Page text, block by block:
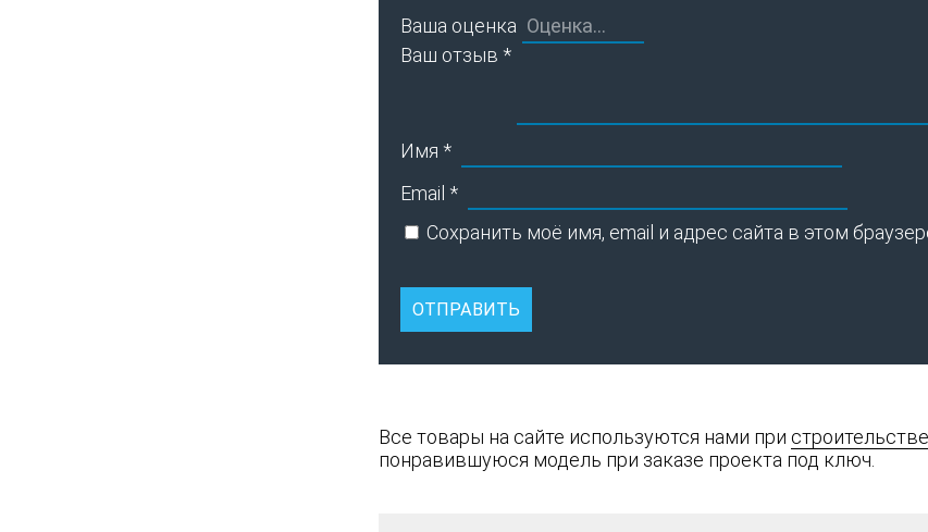
Ваша оценка
Ваш отзыв *
Имя *
Email *
Сохранить моё имя, email и адрес сайта в этом
Все товары на сайте используются нами при
понравившуюся модель при заказе проекта под ключ.